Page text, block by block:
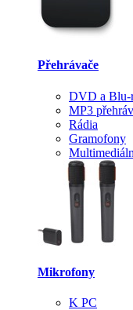
Přehrávače
DVD a Blu-
MP3
Rádia
Gramofony
Mikrofony
K PC